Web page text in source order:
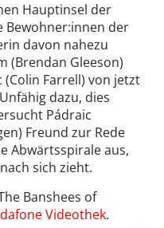
Hauptinsel der
Bewohner:innen der
davon nahezu
(Brendan Gleeson)
Farrell) von jetzt
dazu, dies
Pádraic
Freund zur Rede
Abwärtsspirale aus,
sich zieht.
Banshees of
Videothek.